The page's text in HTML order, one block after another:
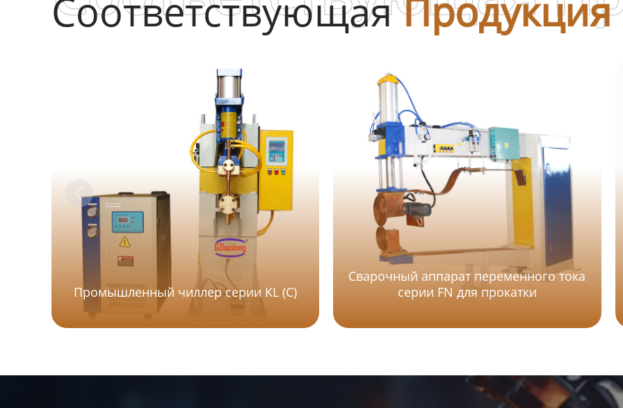
СоответствующаяПродукция
Промышленный чиллер серии KL (C)
Сварочный аппарат переменного тока
серии FN для прокатки